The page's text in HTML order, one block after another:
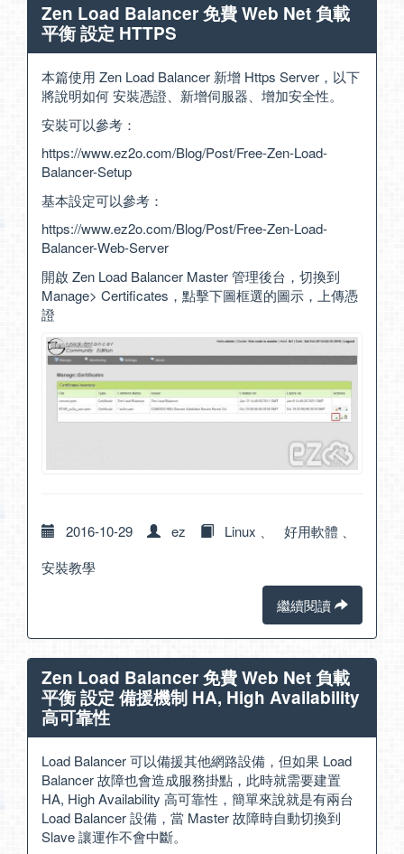
Zen Load Balancer 免費 Web Net 負載
平衡 設定 HTTPS
本篇使用 Zen Load Balancer 新增 Https Server，以下
將說明如何 安裝憑證、新增伺服器、增加安全性。
安裝可以參考：
https://www.ez2o.com/Blog/Post/Free-Zen-Load-
Balancer-Setup
基本設定可以參考：
https://www.ez2o.com/Blog/Post/Free-Zen-Load-
Balancer-Web-Server
開啟 Zen Load Balancer Master 管理後台，切換到
Manage> Certificates，點擊下圖框選的圖示，上傳憑
證
2016-10-29 ez Linux 好用軟體
安裝教學
繼續閱讀
Zen Load Balancer 免費 Web Net 負載
平衡 設定 備援機制 HA, High Availability
高可靠性
Load Balancer 可以備援其他網路設備，但如果 Load
Balancer 故障也會造成服務掛點，此時就需要建置
HA, High Availability 高可靠性，簡單來說就是有兩台
Load Balancer 設備，當 Master 故障時自動切換到
Slave 讓運作不會中斷。